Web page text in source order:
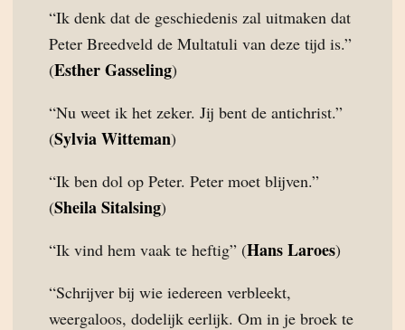
“Ik denk dat de geschiedenis zal uitmaken dat
Peter Breedveld de Multatuli van deze tijd is.”
(Esther Gasseling)
“Nu weet ik het zeker. Jij bent de antichrist.”
(Sylvia Witteman)
“Ik ben dol op Peter. Peter moet blijven.”
(Sheila Sitalsing)
“Ik vind hem vaak te heftig” (Hans Laroes)
“Schrijver bij wie iedereen verbleekt,
weergaloos, dodelijk eerlijk. Om in je broek te